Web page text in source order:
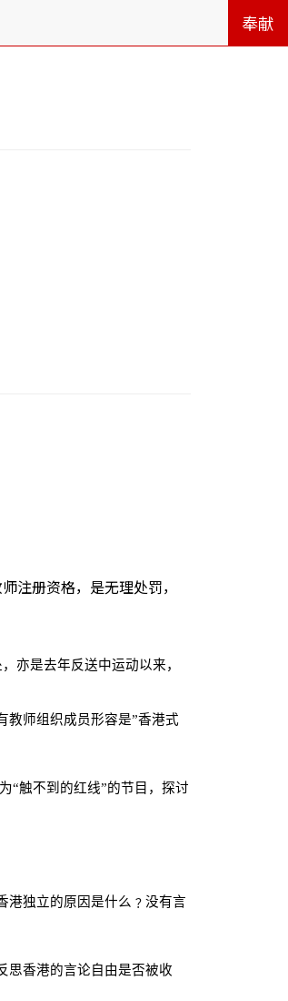
奉献
注册资格，是无理处罚，
亦是去年反送中运动以来，
教师组织成员形容是”香港式
“触不到的红线”的节目，探讨
港独立的原因是什么﹖没有言
思香港的言论自由是否被收